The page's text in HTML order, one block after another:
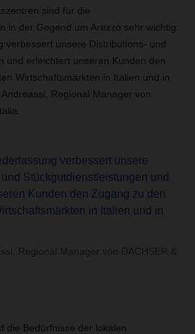
sind für die
in der Gegend um Arezzo sehr wichtig.
verbessert unsere Distributions- und
und erleichtert unseren Kunden den
Wirtschaftsmärkten in Italien und in
Regional Manager von
verbessert unsere
Stückgutdienstleistungen und
Kunden den Zugang zu den
in Italien und in
Regional Manager von DACHSER &
die Bedürfnisse der lokalen